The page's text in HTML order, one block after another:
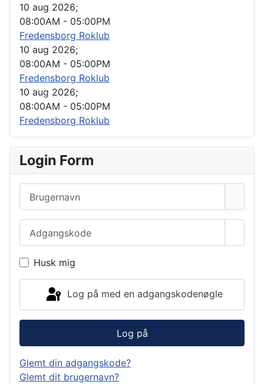
10 aug 2026;
08:00AM - 05:00PM
Fredensborg Roklub
10 aug 2026;
08:00AM - 05:00PM
Fredensborg Roklub
10 aug 2026;
08:00AM - 05:00PM
Fredensborg Roklub
Login Form
Husk mig
Log på med en adgangskodenøgle
Log på
Glemt din adgangskode?
Glemt dit brugernavn?